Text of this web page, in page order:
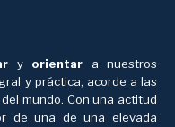
y orientar a nuestros
y práctica, acorde a las
mundo. Con una actitud
de una de una elevada